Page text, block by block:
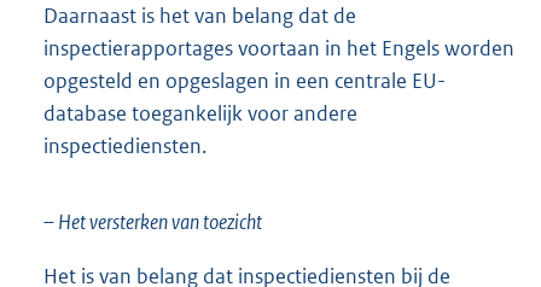
Daarnaast is het van belang dat de
inspectierapportages voortaan in het Engels worden
opgesteld en opgeslagen in een centrale EU-
database toegankelijk voor andere
inspectiediensten.
– Het versterken van toezicht
Het is van belang dat inspectiediensten bij de